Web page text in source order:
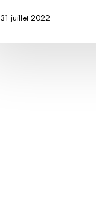
31 juillet 2022